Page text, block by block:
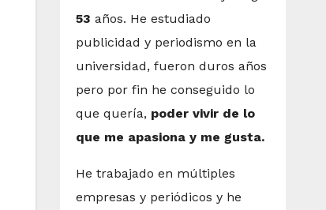
53 años. He estudiado
publicidad y periodismo en la
universidad, fueron duros años
pero por fin he conseguido lo
que quería, poder vivir de lo
que me apasiona y me gusta.
He trabajado en múltiples
empresas y periódicos y he